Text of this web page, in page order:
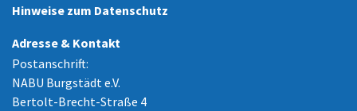
Hinweise zum Datenschutz
Adresse & Kontakt
Postanschrift:
NABU Burgstädt e.V.
Bertolt-Brecht-Straße 4